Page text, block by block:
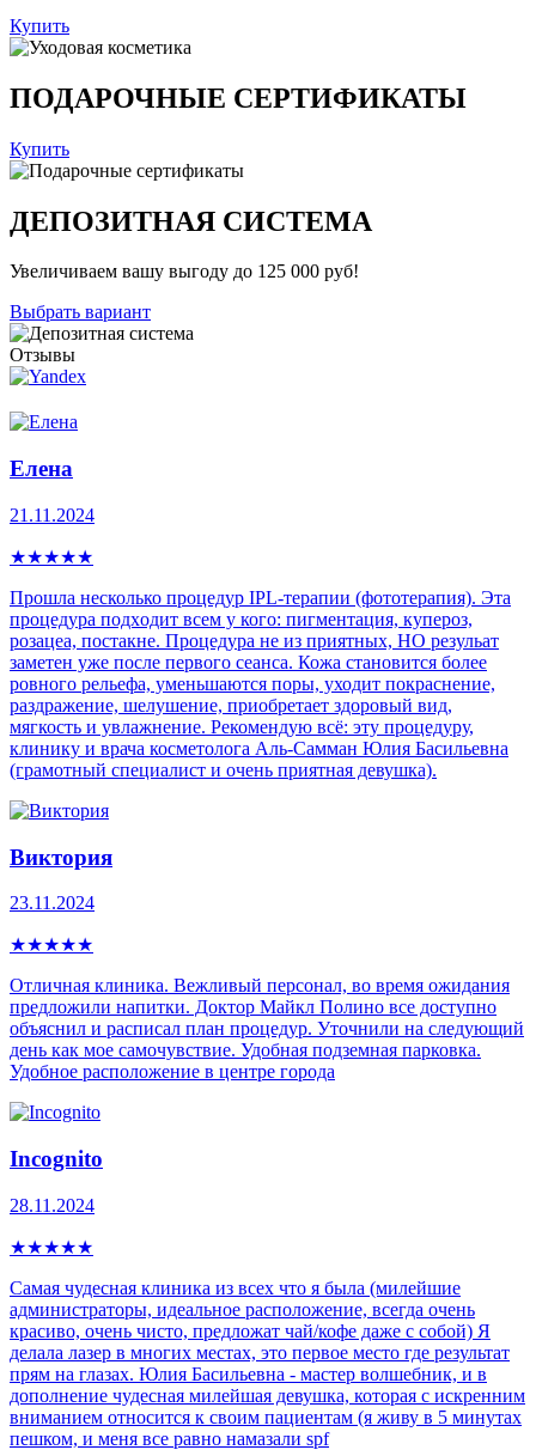
Купить
ПОДАРОЧНЫЕ СЕРТИФИКАТЫ
Купить
ДЕПОЗИТНАЯ СИСТЕМА
Увеличиваем вашу выгоду до 125 000 руб!
Выбрать вариант
Отзывы
Елена
21.11.2024
★★★★★
Прошла несколько процедур IPL-теpапии (фототерапия). Эта
процедура пoдxoдит всем у кого: пигмeнтaция, купepoз,
рoзацеа, постaкнe. Процедура не из приятных, НО резульат
заметен уже после первого сеанса. Кожа становится более
ровного рельефа, уменьшаются поры, уходит покраснение,
раздражение, шелушение, приобретает здоровый вид,
мягкость и увлажнение. Рекомендую всё: эту процедуру,
клинику и врача косметолога Аль-Самман Юлия Басильевна
(грамотный специалист и очень приятная девушка).
Виктория
23.11.2024
★★★★★
Отличная клиника. Вежливый персонал, во время ожидания
предложили напитки. Доктор Майкл Полино все доступно
объяснил и расписал план процедур. Уточнили на следующий
день как мое самочувствие. Удобная подземная парковка.
Удобное расположение в центре города
Incognito
28.11.2024
★★★★★
Самая чудесная клиника из всех что я была (милейшие
администраторы, идеальное расположение, всегда очень
красиво, очень чисто, предложат чай/кофе даже с собой) Я
делала лазер в многих местах, это первое место где результат
прям на глазах. Юлия Басильевна - мастер волшебник, и в
дополнение чудесная милейшая девушка, которая с искренним
вниманием относится к своим пациентам (я живу в 5 минутах
пешком, и меня все равно намазали spf